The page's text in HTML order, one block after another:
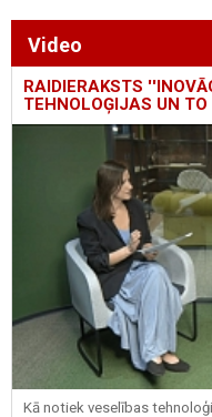
Video
RAIDIERAKSTS
TEHNOLOĢIJAS UN
Kā notiek veselības